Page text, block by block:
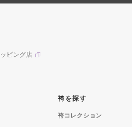
ピング店
袴を探す
袴コレクション